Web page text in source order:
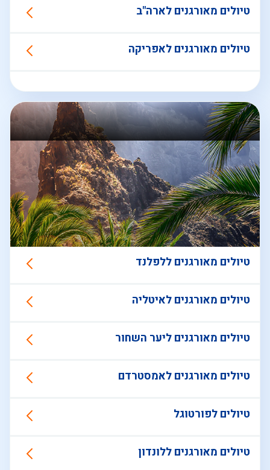
טיולים מאורגנים לארה"ב
טיולים מאורגנים לאפריקה
טיולים מאורגנים ללפלנד
טיולים מאורגנים לאיטליה
טיולים מאורגנים ליער השחור
טיולים מאורגנים לאמסטרדם
טיולים לפורטוגל
טיולים מאורגנים ללונדון